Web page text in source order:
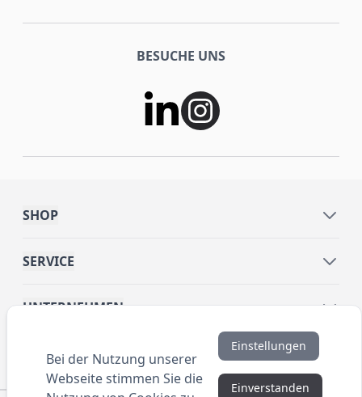
BESUCHE UNS
SHOP
SERVICE
UNTERNEHMEN
INFORMATIONEN
Bei der Nutzung unserer
Webseite stimmen Sie die
Einstellungen
Einverstanden